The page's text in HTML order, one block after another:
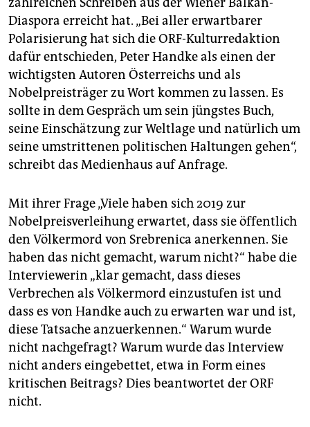
Diaspora erreicht hat. „Bei aller erwartbarer
Polarisierung hat sich die ORF-Kulturredaktion
dafür entschieden, Peter Handke als einen der
wichtigsten Autoren Österreichs und als
Nobelpreisträger zu Wort kommen zu lassen. Es
sollte in dem Gespräch um sein jüngstes Buch,
seine Einschätzung zur Weltlage und natürlich um
seine umstrittenen politischen Haltungen gehen“,
schreibt das Medienhaus auf Anfrage.
Mit ihrer Frage „Viele haben sich 2019 zur
Nobelpreisverleihung erwartet, dass sie öffentlich
den Völkermord von Srebrenica anerkennen. Sie
haben das nicht gemacht, warum nicht?“ habe die
Interviewerin „klar gemacht, dass dieses
Verbrechen als Völkermord einzustufen ist und
dass es von Handke auch zu erwarten war und ist,
diese Tatsache anzuerkennen.“ Warum wurde
nicht nachgefragt? Warum wurde das Interview
nicht anders eingebettet, etwa in Form eines
kritischen Beitrags? Dies beantwortet der ORF
nicht.